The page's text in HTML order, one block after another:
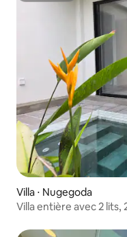
Villa ⋅ Nugegoda
Villa entière avec 2 lits,